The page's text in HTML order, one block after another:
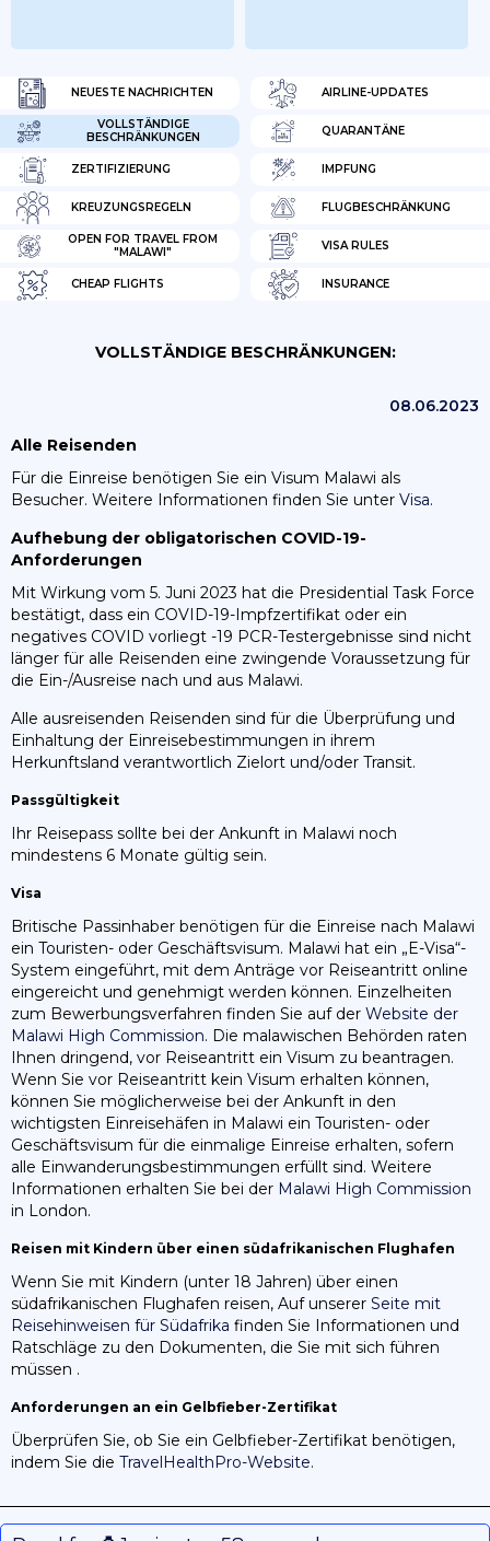
NEUESTE NACHRICHTEN AIRLINE-UPDATES
VOLLSTÄNDIGE
BESCHRÄNKUNGEN
QUARANTÄNE
ZERTIFIZIERUNG IMPFUNG
KREUZUNGSREGELN FLUGBESCHRÄNKUNG
OPEN FOR TRAVEL FROM
"MALAWI"
VISA RULES
CHEAP FLIGHTS INSURANCE
VOLLSTÄNDIGE BESCHRÄNKUNGEN:
08.06.2023
Alle Reisenden
Für die Einreise benötigen Sie ein Visum Malawi als
Besucher. Weitere Informationen finden Sie unter Visa.
Aufhebung der obligatorischen COVID-19-
Anforderungen
Mit Wirkung vom 5. Juni 2023 hat die Presidential Task Force
bestätigt, dass ein COVID-19-Impfzertifikat oder ein
negatives COVID vorliegt -19 PCR-Testergebnisse sind nicht
länger für alle Reisenden eine zwingende Voraussetzung für
die Ein-/Ausreise nach und aus Malawi.
Alle ausreisenden Reisenden sind für die Überprüfung und
Einhaltung der Einreisebestimmungen in ihrem
Herkunftsland verantwortlich Zielort und/oder Transit.
Passgültigkeit
Ihr Reisepass sollte bei der Ankunft in Malawi noch
mindestens 6 Monate gültig sein.
Visa
Britische Passinhaber benötigen für die Einreise nach Malawi
ein Touristen- oder Geschäftsvisum. Malawi hat ein „E-Visa“-
System eingeführt, mit dem Anträge vor Reiseantritt online
eingereicht und genehmigt werden können. Einzelheiten
zum Bewerbungsverfahren finden Sie auf der Website der
Malawi High Commission. Die malawischen Behörden raten
Ihnen dringend, vor Reiseantritt ein Visum zu beantragen.
Wenn Sie vor Reiseantritt kein Visum erhalten können,
können Sie möglicherweise bei der Ankunft in den
wichtigsten Einreisehäfen in Malawi ein Touristen- oder
Geschäftsvisum für die einmalige Einreise erhalten, sofern
alle Einwanderungsbestimmungen erfüllt sind. Weitere
Informationen erhalten Sie bei der Malawi High Commission
in London.
Reisen mit Kindern über einen südafrikanischen Flughafen
Wenn Sie mit Kindern (unter 18 Jahren) über einen
südafrikanischen Flughafen reisen, Auf unserer Seite mit
Reisehinweisen für Südafrika finden Sie Informationen und
Ratschläge zu den Dokumenten, die Sie mit sich führen
müssen .
Anforderungen an ein Gelbfieber-Zertifikat
Überprüfen Sie, ob Sie ein Gelbfieber-Zertifikat benötigen,
indem Sie die TravelHealthPro-Website.